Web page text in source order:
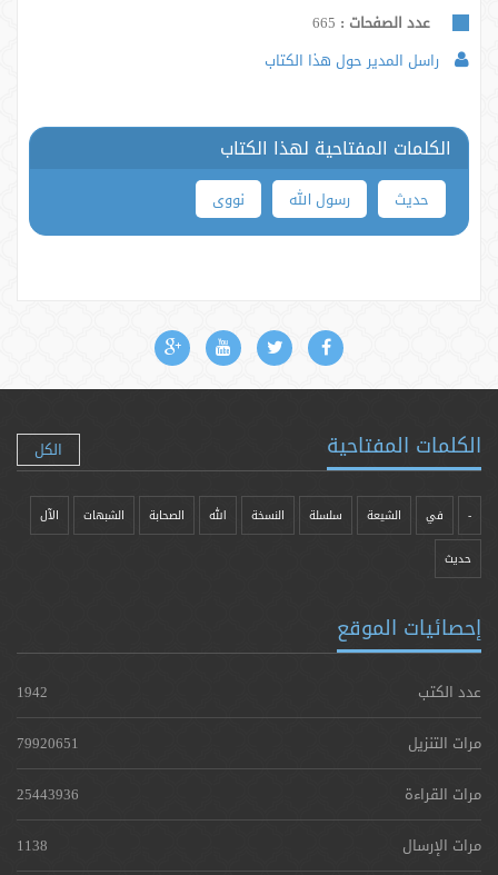
عدد الصفحات :
راسل المدير حول هذا الكتاب
الكلمات المفتاحية لهذا الكتاب
حدیث رسول الله نووی
الكلمات المفتاحية الكل
- في الشيعة سلسلة النسخة الله الصحابة الشبهات الآل
حدیث
إحصائيات الموقع
عدد الكتب
1942
مرات التنزيل
79920651
مرات القراءة
25443936
مرات الإرسال
1138